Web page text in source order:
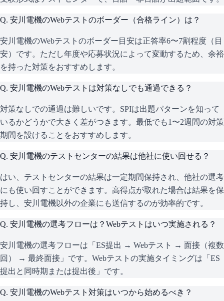
Q. 安川電機のWebテストのボーダー（合格ライン）は？
安川電機のWebテストのボーダー目安は正答率6〜7割程度（目
安）です。ただし年度や応募状況によって変動するため、余裕
を持った対策をおすすめします。
Q. 安川電機のWebテストは対策なしでも通過できる？
対策なしでの通過は難しいです。SPIは出題パターンを知って
いるかどうかで大きく差がつきます。最低でも1〜2週間の対策
期間を設けることをおすすめします。
Q. 安川電機のテストセンターの結果は他社に使い回せる？
はい、テストセンターの結果は一定期間保持され、他社の選考
にも使い回すことができます。高得点が取れた場合は結果を保
持し、安川電機以外の企業にも送信するのが効率的です。
Q. 安川電機の選考フローは？Webテストはいつ実施される？
安川電機の選考フローは「ES提出 → Webテスト → 面接（複数
回） → 最終面接」です。Webテストの実施タイミングは「ES
提出と同時期または提出後」です。
Q. 安川電機のWebテスト対策はいつから始めるべき？